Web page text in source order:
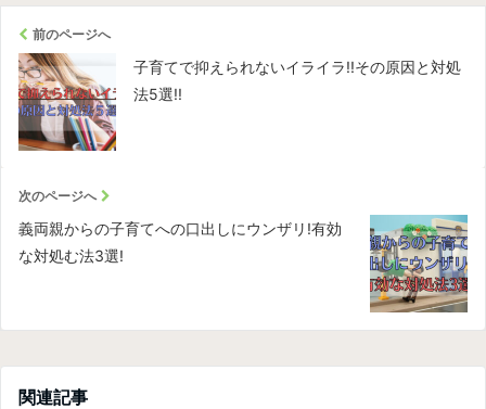
前のページへ
子育てで抑えられないイライラ!!その原因と対処
法5選!!
次のページへ
義両親からの子育てへの口出しにウンザリ!有効
な対処む法3選!
関連記事